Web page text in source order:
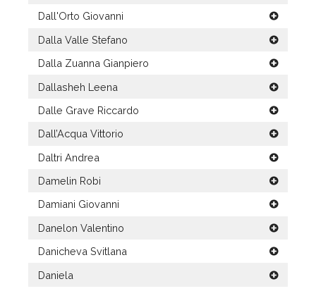
Dall'Orto Giovanni
Dalla Valle Stefano
Dalla Zuanna Gianpiero
Dallasheh Leena
Dalle Grave Riccardo
Dall’Acqua Vittorio
Daltri Andrea
Damelin Robi
Damiani Giovanni
Danelon Valentino
Danicheva Svitlana
Daniela